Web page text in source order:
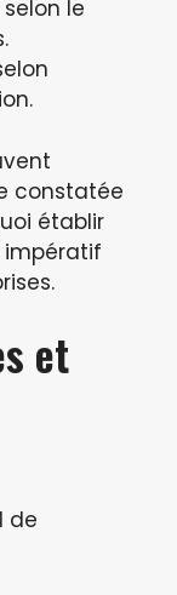
le
constatée
établir
impératif
et
de